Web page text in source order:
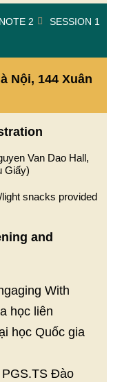
2
SESSION 1
Nội, 144 Xuân
Van Dao Hall,
Giấy)
snacks provided
and
With
học liên
học Quốc gia
Đào